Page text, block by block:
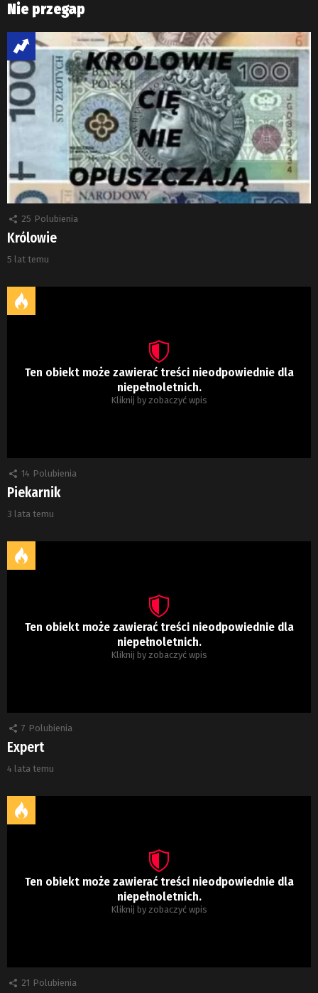
Nie przegap
25 Polubienia
Królowie
5 lat temu
Ten obiekt może zawierać treści nieodpowiednie dla
niepełnoletnich.
Kliknij by zobaczyć wpis
14 Polubienia
Piekarnik
3 lata temu
Ten obiekt może zawierać treści nieodpowiednie dla
niepełnoletnich.
Kliknij by zobaczyć wpis
7 Polubienia
Expert
4 lata temu
Ten obiekt może zawierać treści nieodpowiednie dla
niepełnoletnich.
Kliknij by zobaczyć wpis
21 Polubienia